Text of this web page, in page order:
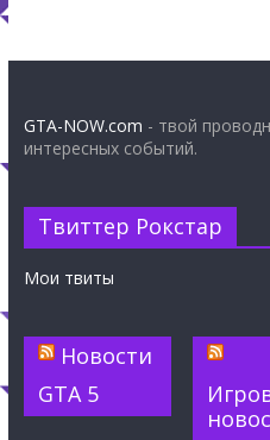
GTA-NOW.com - твой
интересных событий.
Твиттер Рокстар
Мои твиты
Новости
GTA 5